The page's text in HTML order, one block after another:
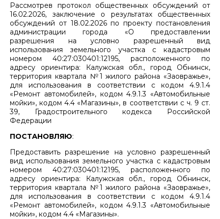
Рассмотрев протокол общественных обсуждений от
16.02.2026, заключение о результатах общественных
обсуждений от 18.02.2026 по проекту постановления
администрации города «О предоставлении
разрешения на условно разрешенный вид
использования земельного участка с кадастровым
номером 40:27:030401:12195, расположенного по
адресу ориентира: Калужская обл., город Обнинск,
территория квартала №1 жилого района «Заовражье»,
для использования в соответствии с кодом 4.9.1.4
«Ремонт автомобилей», кодом 4.9.1.3 «Автомобильные
мойки», кодом 4.4 «Магазины», в соответствии с ч. 9 ст.
39, Градостроительного кодекса Российской
Федерации
ПОСТАНОВЛЯЮ:
Предоставить разрешение на условно разрешенный
вид использования земельного участка с кадастровым
номером 40:27:030401:12195, расположенного по
адресу ориентира: Калужская обл., город Обнинск,
территория квартала №1 жилого района «Заовражье»,
для использования в соответствии с кодом 4.9.1.4
«Ремонт автомобилей», кодом 4.9.1.3 «Автомобильные
мойки», кодом 4.4 «Магазины».